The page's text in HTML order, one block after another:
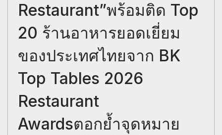
Restaurant”พร้อมติด Top
20 ร้านอาหารยอดเยี่ยม
ของประเทศไทยจาก BK
Top Tables 2026
Restaurant
Awardsตอกย้ำจุดหมาย